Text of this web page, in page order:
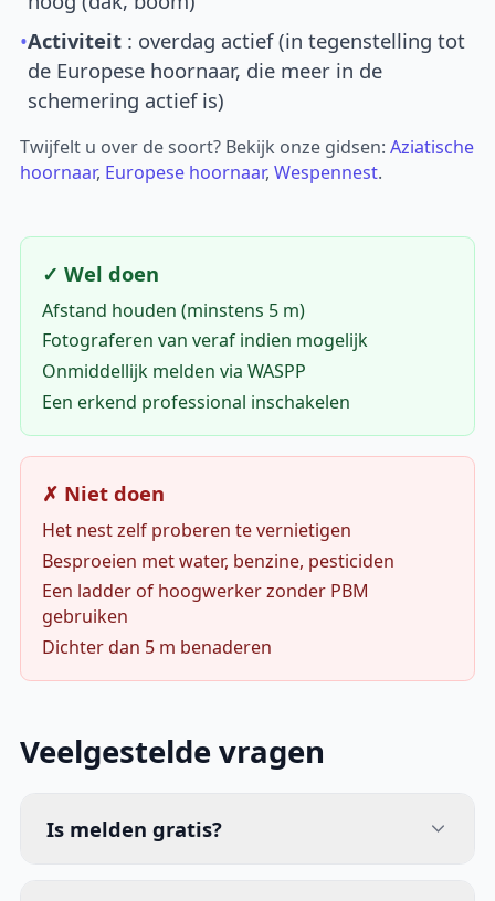
•Activiteit : overdag actief (in tegenstelling tot
de Europese hoornaar, die meer in de
schemering actief is)
Twijfelt u over de soort? Bekijk onze gidsen:Aziatische
hoornaar, Europese hoornaar,Wespennest.
✓ Wel doen
Afstand houden (minstens 5 m)
Fotograferen van veraf indien mogelijk
Onmiddellijk melden via WASPP
Een erkend professional inschakelen
✗ Niet doen
Het nest zelf proberen te vernietigen
Besproeien met water, benzine, pesticiden
Een ladder of hoogwerker zonder PBM
gebruiken
Dichter dan 5 m benaderen
Veelgestelde vragen
Is melden gratis?